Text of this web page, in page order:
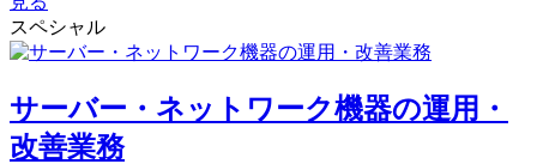
スペシャル
サーバー・ネットワーク機器の運用・
改善業務